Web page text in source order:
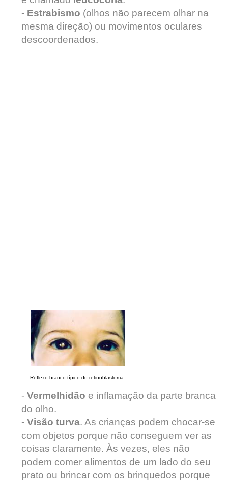
- Estrabismo (olhos não parecem olhar na
mesma direção) ou movimentos oculares
descoordenados.
Reflexo branco típico do retinoblastoma.
- Vermelhidão e inflamação da parte branca
do olho.
- Visão turva. As crianças podem chocar-se
com objetos porque não conseguem ver as
coisas claramente. Às vezes, eles não
podem comer alimentos de um lado do seu
prato ou brincar com os brinquedos porque